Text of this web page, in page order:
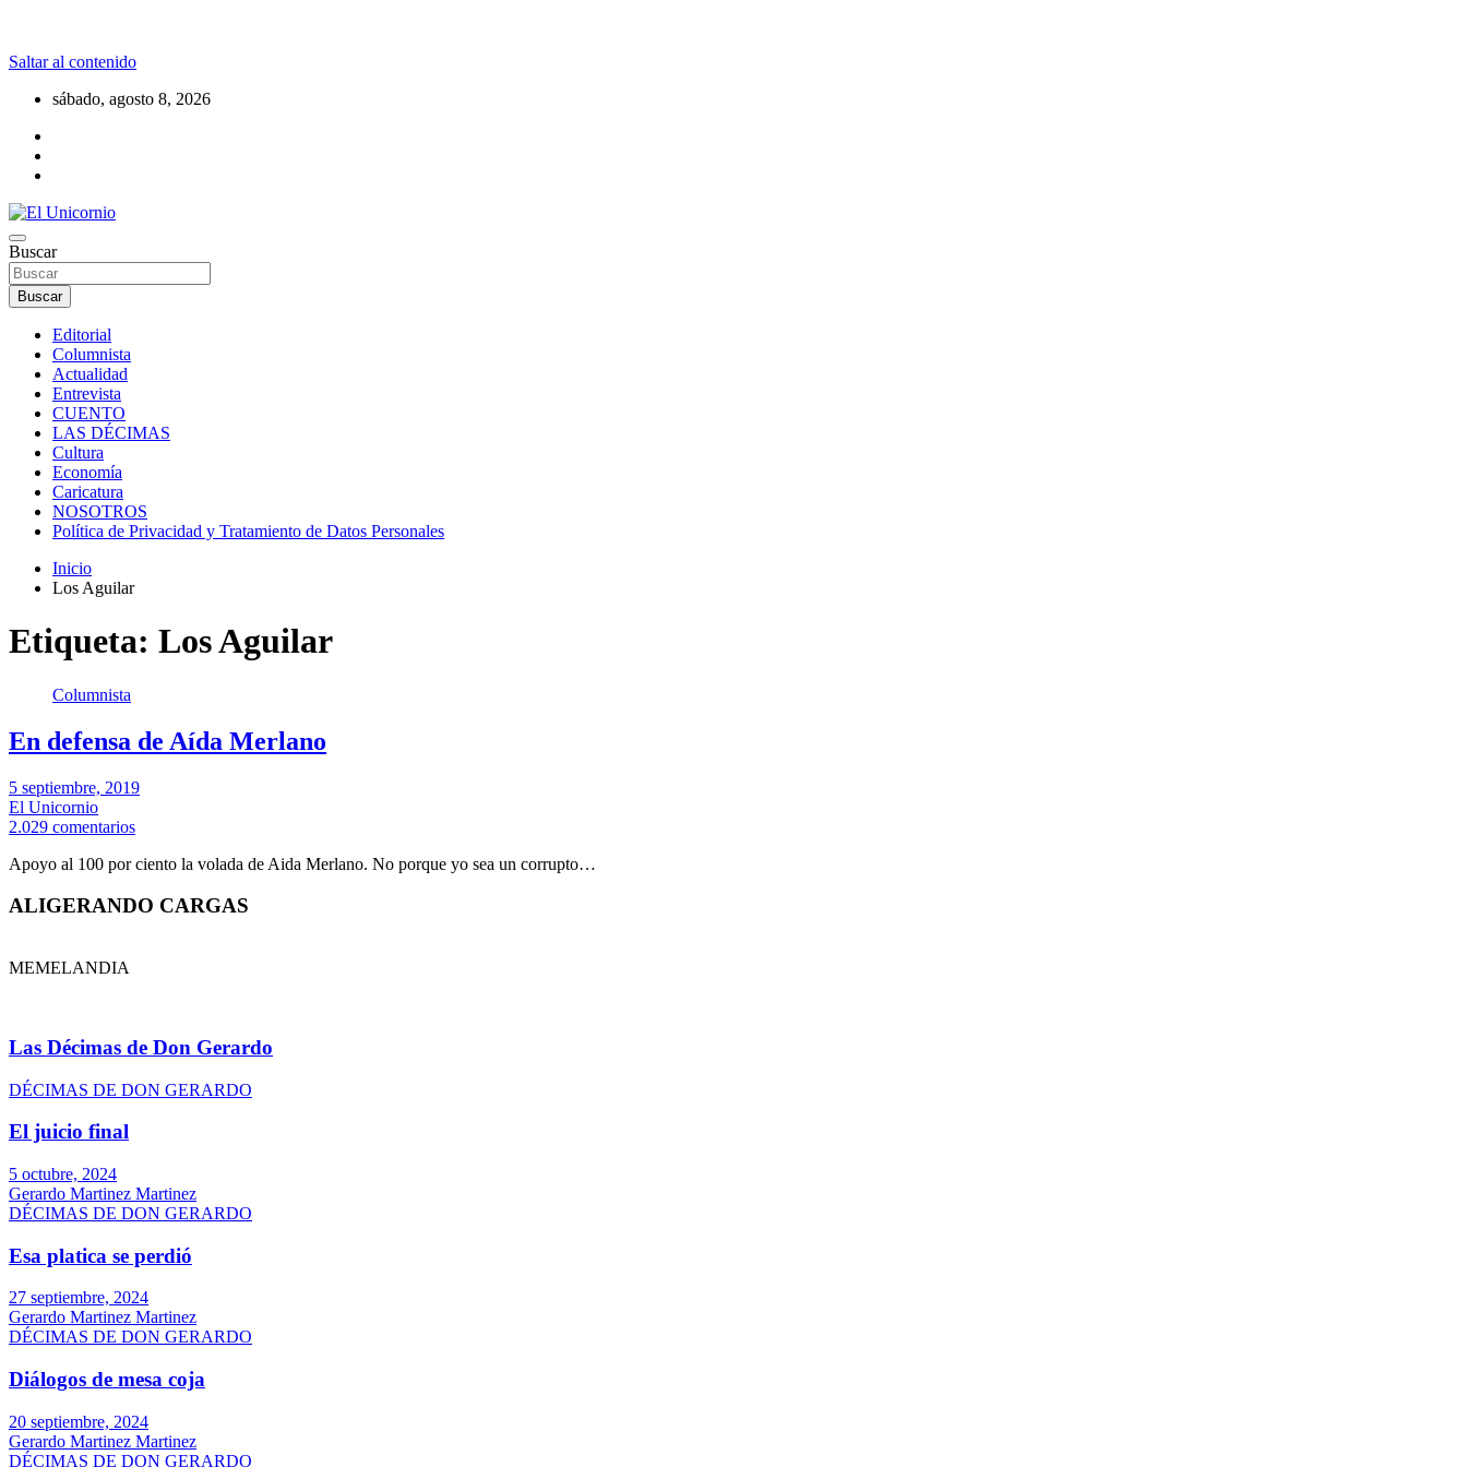
Saltar al contenido
sábado, agosto 8, 2026
El Unicornio
La realidad supera la fantasía
Buscar
Buscar
Editorial
Columnista
Actualidad
Entrevista
CUENTO
LAS DÉCIMAS
Cultura
Economía
Caricatura
NOSOTROS
Política de Privacidad y Tratamiento de Datos Personales
Inicio
Los Aguilar
Etiqueta: Los Aguilar
Columnista
En defensa de Aída Merlano
5 septiembre, 2019
El Unicornio
2.029 comentarios
Apoyo al 100 por ciento la volada de Aida Merlano. No porque yo sea un corrupto…
ALIGERANDO CARGAS
MEMELANDIA
Las Décimas de Don Gerardo
DÉCIMAS DE DON GERARDO
El juicio final
5 octubre, 2024
Gerardo Martinez Martinez
DÉCIMAS DE DON GERARDO
Esa platica se perdió
27 septiembre, 2024
Gerardo Martinez Martinez
DÉCIMAS DE DON GERARDO
Diálogos de mesa coja
20 septiembre, 2024
Gerardo Martinez Martinez
DÉCIMAS DE DON GERARDO